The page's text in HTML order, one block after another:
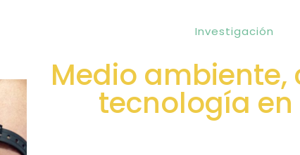
Investigación
Medio ambiente,
tecnología en